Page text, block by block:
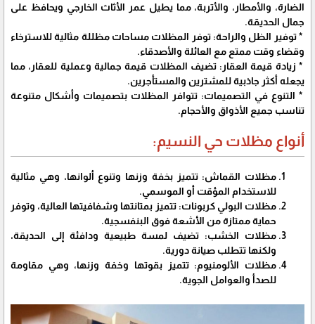
الضارة، والأمطار، والأتربة، مما يطيل عمر الأثاث الخارجي ويحافظ على
جمال الحديقة.
* توفير الظل والراحة: توفر المظلات مساحات مظللة مثالية للاسترخاء
وقضاء وقت ممتع مع العائلة والأصدقاء.
* زيادة قيمة العقار: تضيف المظلات قيمة جمالية وعملية للعقار، مما
يجعله أكثر جاذبية للمشترين والمستأجرين.
* التنوع في التصميمات: تتوافر المظلات بتصميمات وأشكال متنوعة
تناسب جميع الأذواق والأحجام.
أنواع مظلات حي النسيم:
مظلات القماش: تتميز بخفة وزنها وتنوع ألوانها، وهي مثالية
للاستخدام المؤقت أو الموسمي.
مظلات البولي كربونات: تتميز بمتانتها وشفافيتها العالية، وتوفر
حماية ممتازة من الأشعة فوق البنفسجية.
مظلات الخشب: تضيف لمسة طبيعية ودافئة إلى الحديقة،
ولكنها تتطلب صيانة دورية.
مظلات الألومنيوم: تتميز بقوتها وخفة وزنها، وهي مقاومة
للصدأ والعوامل الجوية.